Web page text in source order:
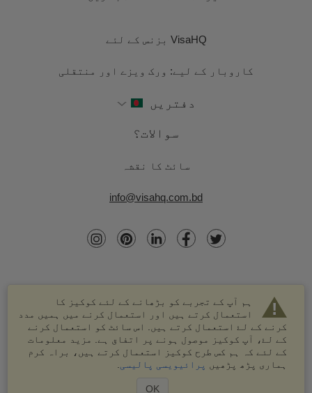
ہم آپ کے تجربے کو بڑھانے کے لئے کوکیز کا
استعمال کرتے ہیں اور استعمال کرنے میں ہمیں مدد
کرنے کے لۓ استعمال کرتے ہیں. اس سائٹ کو استعمال کرنے
کے لۓ، آپ کوکیز موصول ہونے پر اتفاق ہے. مزید معلومات
کے لئے کہ ہم کس طرح کوکیز استعمال کرتے ہیں، براہ کرم
ہماری پڑھ پڑھیں
پرائیویسی پالیسی
OK
VisaHQ بزنس کے لئے
کاروبار کے لیے: ورک ویزے اور منتقلی
دفتریں
سوالات؟
سائٹ کا نقشہ
info@visahq.com.bd
© 2003-2026 VisaHQ.com، انک. تمام حقوق محفوظ ہیں۔
علامات ہیں۔